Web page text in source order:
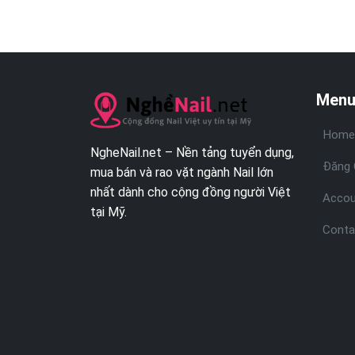
NgheNail.net – Nền tảng tuyển dụng,
mua bán và rao vặt ngành Nail lớn
nhất dành cho cộng đồng người Việt
tại Mỹ.
Home
Đăng